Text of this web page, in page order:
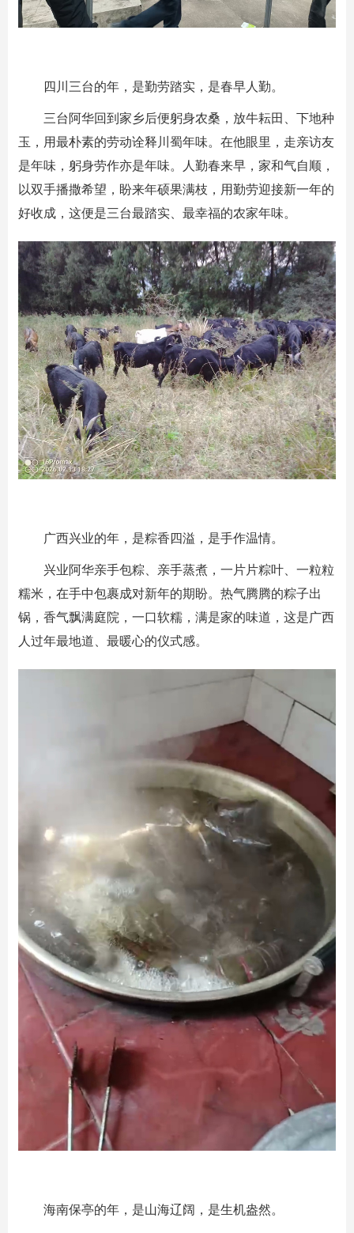
四川三台的年，是勤劳踏实，是春早人勤。
三台阿华回到家乡后便躬身农桑，放牛耘田、下地种
玉，用最朴素的劳动诠释川蜀年味。在他眼里，走亲访友
是年味，躬身劳作亦是年味。人勤春来早，家和气自顺，
以双手播撒希望，盼来年硕果满枝，用勤劳迎接新一年的
好收成，这便是三台最踏实、最幸福的农家年味。
广西兴业的年，是粽香四溢，是手作温情。
兴业阿华亲手包粽、亲手蒸煮，一片片粽叶、一粒粒
糯米，在手中包裹成对新年的期盼。热气腾腾的粽子出
锅，香气飘满庭院，一口软糯，满是家的味道，这是广西
人过年最地道、最暖心的仪式感。
海南保亭的年，是山海辽阔，是生机盎然。